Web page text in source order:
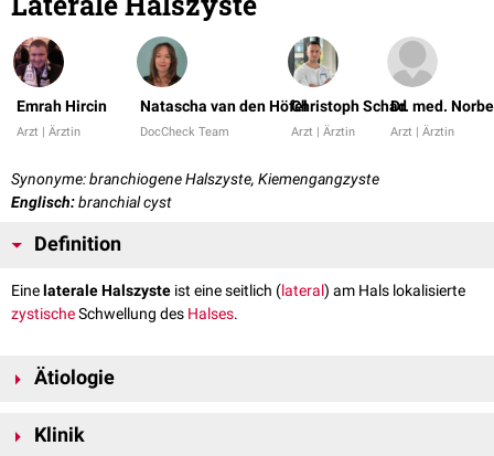
Emrah Hircin
Arzt | Ärztin
Natascha van den Höfel
DocCheck Team
Christoph Schad
Arzt | Ärztin
Dr. med.
Arzt | Ärztin
Synonyme: branchio­gene Hals­zyste, Kiemengang­zyste
Englisch:branchial cyst
Definition
Eine laterale Halszyste ist eine seitlich (lateral) am Hals lokalisierte
zystischeSchwellung des Halses.
Ätiologie
angenommen, dass eine laterale Halszyste durch eine Fehlbildung bzw.
Klinik